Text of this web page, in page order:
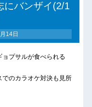
にバンザイ(2/1
14日
プサルが食べられる
のカラオケ対決も見所